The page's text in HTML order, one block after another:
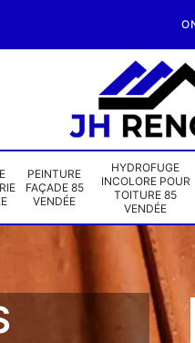
PEINTURE
FAÇADE 85
VENDÉE
HYDROFUGE
INCOLORE POUR
TOITURE 85
VENDÉE